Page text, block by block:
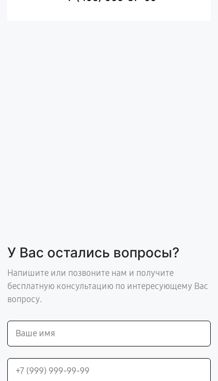
У Вас остались вопросы?
Напишите или позвоните нам и получите
бесплатную консультацию по интересующему Вас
вопросу.